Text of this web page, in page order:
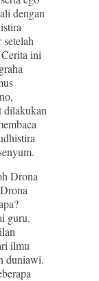
dengan
ini
dilakukan
Drona
guru.
ilmu
duniawi.